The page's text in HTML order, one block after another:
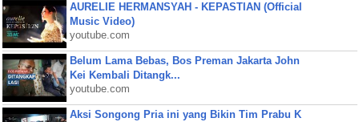
AURELIE HERMANSYAH - KEPASTIAN (Official
Music Video)
youtube.com
Belum Lama Bebas, Bos Preman Jakarta John
Kei Kembali Ditangk...
youtube.com
Aksi Songong Pria ini yang Bikin Tim Prabu K